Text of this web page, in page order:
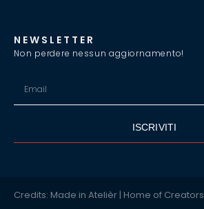
NEWSLETTER
Non perdere nessun aggiornamento!
ISCRIVITI
Credits: Made in Atelièr | Home of Creators